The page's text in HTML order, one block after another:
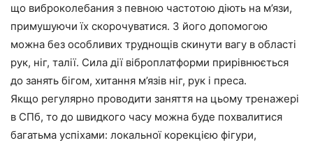
що виброколебания з певною частотою діють на м’язи,
примушуючи їх скорочуватися. З його допомогою
можна без особливих труднощів скинути вагу в області
рук, ніг, талії. Сила дії віброплатформи прирівнюється
до занять бігом, хитання м’язів ніг, рук і преса.
Якщо регулярно проводити заняття на цьому тренажері
в СПб, то до швидкого часу можна буде похвалитися
багатьма успіхами: локальної корекцією фігури,